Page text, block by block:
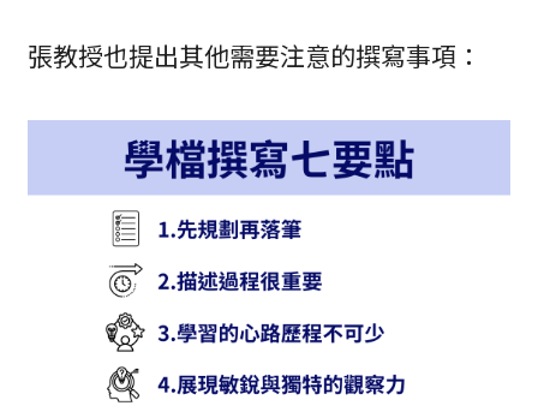
張教授也提出其他需要注意的撰寫事項：